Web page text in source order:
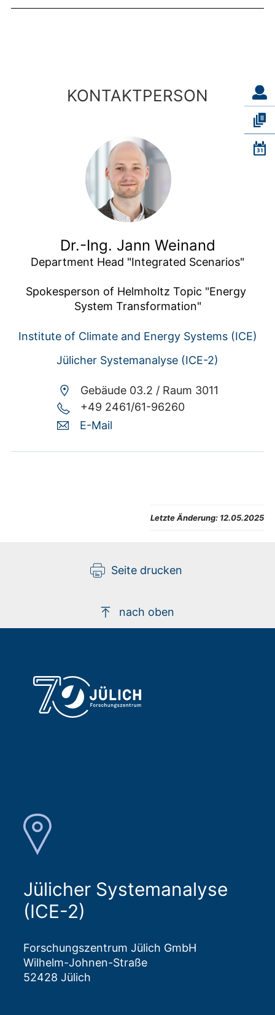
KONTAKTPERSON
Dr.-Ing. Jann Weinand
Department Head "Integrated Scenarios"
Spokesperson of Helmholtz Topic "Energy
System Transformation"
Institute of Climate and Energy Systems (ICE)
Jülicher Systemanalyse (ICE-2)
Gebäude 03.2 / Raum 3011
+49 2461/61-96260
E-Mail
Letzte Änderung: 12.05.2025
Seite drucken
nach oben
Jülicher Systemanalyse
(ICE-2)
Forschungszentrum Jülich GmbH
Wilhelm-Johnen-Straße
52428 Jülich